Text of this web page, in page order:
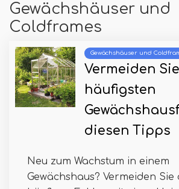
Gewächshäuser und
Coldframes
Gewächshäuser und
Vermeiden
häufigsten
diesen Tipps
Neu zum Wachstum in einem
Gewächshaus? Vermeiden Sie